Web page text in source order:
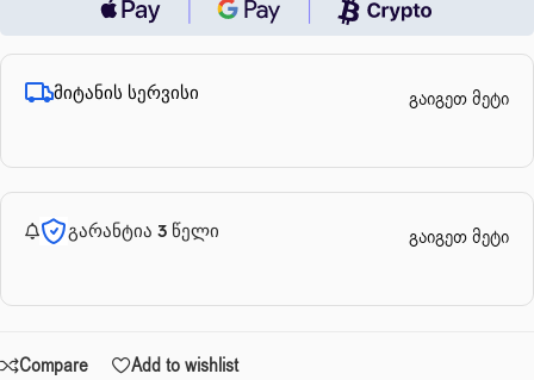
მიტანის სერვისი გაიგეთ მეტი
გარანტია 3 წელი გაიგეთ მეტი
Compare
Add to wishlist